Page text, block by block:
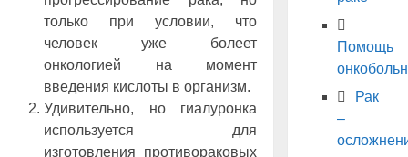
только при условии, что
человек уже болеет
онкологией на момент
введения кислоты в организм.
Удивительно, но гиалуронка
используется для
изготовления противораковых
Помощь
Рак
–